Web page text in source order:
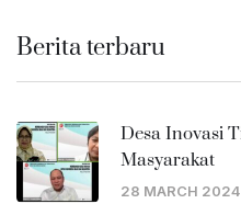
Berita terbaru
Desa Inovasi
Masyarakat
28 MARCH 2024